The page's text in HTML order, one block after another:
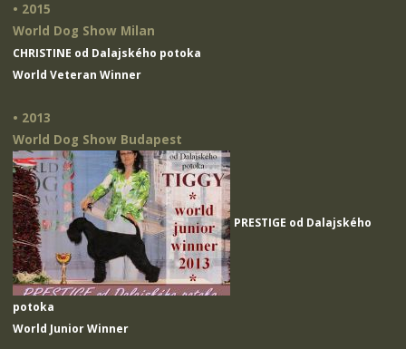
• 2015
World Dog Show Milan
CHRISTINE od Dalajského potoka
World Veteran Winner
• 2013
World Dog Show Budapest
PRESTIGE od Dalajského
potoka
World Junior Winner